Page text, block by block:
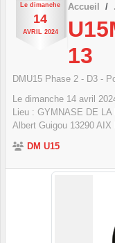
Le dimanche
14
AVRIL 2024
Accueil
13
DMU15 Phase 2 - D3 -
Le dimanche 14 avril
Lieu : GYMNASE DE LA
Albert Guigou 13290 AIX
DM U15